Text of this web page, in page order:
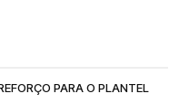
PARA O PLANTEL